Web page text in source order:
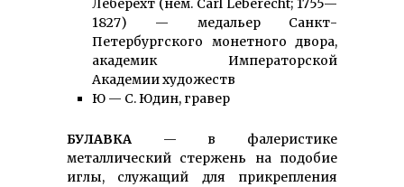
Леберехт (нем. Carl Leberecht; 1755—
1827) — медальер Санкт-
Петербургского монетного двора,
академик Императорской
Академии художеств
Ю — С. Юдин, гравер
БУЛАВКА — в фалеристике
металлический стержень на подобие
иглы, служащий для прикрепления